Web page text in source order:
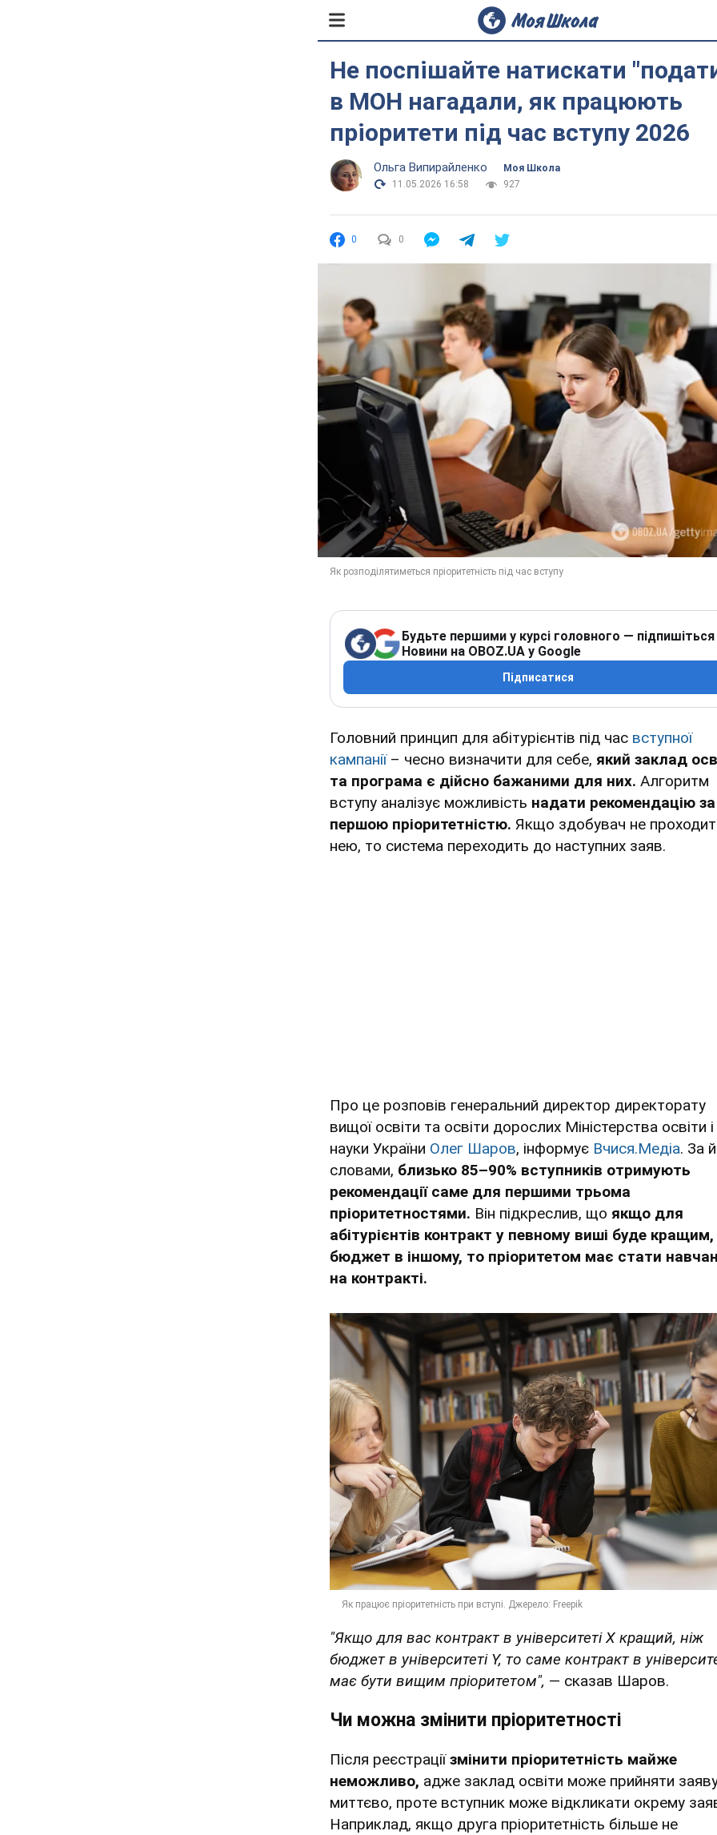
Не поспішайте натискати
в МОН нагадали, як працюють
пріоритети під час вступу 2026
Ольга Випирайленко
Моя Школа
11.05.2026 16:58
927
0 0
Будьте першими у курсі головного — підпишіться
Новини на OBOZ.UA у Google
Підписатися
Головний принцип для абітурієнтів під час вступної
кампанії– чесно визначити для себе, який заклад
та програма є дійсно бажаними для них. Алгоритм
вступу аналізує можливість надати рекомендацію за
першою пріоритетністю. Якщо здобувач не
нею, то система переходить до наступних заяв.
Про це розповів генеральний директор директорату
вищої освіти та освіти дорослих Міністерства освіти і
науки України Олег Шаров, інформує Вчися.Медіа. За
словами, близько 85–90% вступників отримують
рекомендації саме для першими трьома
пріоритетностями. Він підкреслив, що якщо для
абітурієнтів контракт у певному виші буде
бюджет в іншому, то пріоритетом має стати
на контракті.
"Якщо для вас контракт в університеті X кращий, ніж
бюджет в університеті Y, то саме контракт в
має бути вищим пріоритетом", — сказав Шаров.
Чи можна змінити пріоритетності
Після реєстраціїзмінити пріоритетність майже
неможливо, адже заклад освіти може прийняти
миттєво, проте вступник може відкликати окрему
Наприклад, якщо друга пріоритетність більше не